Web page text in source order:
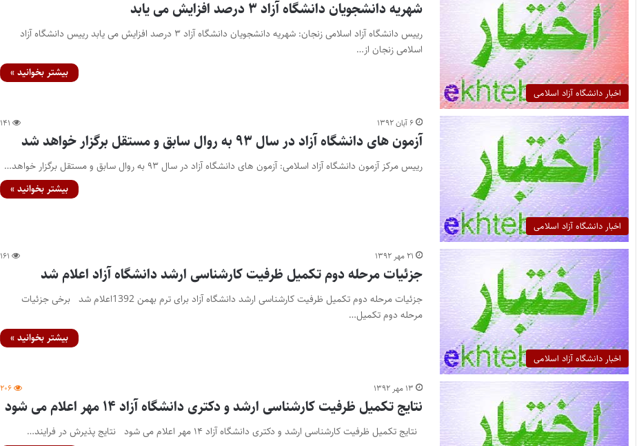
اخبار دانشگاه آزاد اسلامی
شهریه دانشجویان دانشگاه آزاد ۳ درصد افزایش می یابد
رییس دانشگاه آزاد اسلامی زنجان: شهریه دانشجویان دانشگاه آزاد ۳ درصد افزایش می یابد رییس دانشگاه آزاد
اسلامی زنجان از…
بیشتر بخوانید »
اخبار دانشگاه آزاد اسلامی
۶ آبان ۱۳۹۲ ۱۴۱
آزمون های دانشگاه آزاد در سال ۹۳ به روال سابق و مستقل برگزار خواهد شد
رییس مرکز آزمون دانشگاه آزاد اسلامی: آزمون های دانشگاه آزاد در سال ۹۳ به روال سابق و مستقل برگزار خواهد…
بیشتر بخوانید »
اخبار دانشگاه آزاد اسلامی
۲۱ مهر ۱۳۹۲ ۱۶۱
جزئیات مرحله دوم تکمیل ظرفیت کارشناسی ارشد دانشگاه آزاد اعلام شد
جزئیات مرحله دوم تکمیل ظرفیت کارشناسی ارشد دانشگاه آزاد برای ترم بهمن 1392اعلام شد برخی جزئیات
مرحله دوم تکمیل…
بیشتر بخوانید »
۱۳ مهر ۱۳۹۲ ۲۰۶
نتایج تکمیل ظرفیت کارشناسی ارشد و دکتری دانشگاه آزاد ۱۴ مهر اعلام می شود
نتایج تکمیل ظرفیت کارشناسی ارشد و دکتری دانشگاه آزاد ۱۴ مهر اعلام می شود نتایج پذیرش در فرایند…